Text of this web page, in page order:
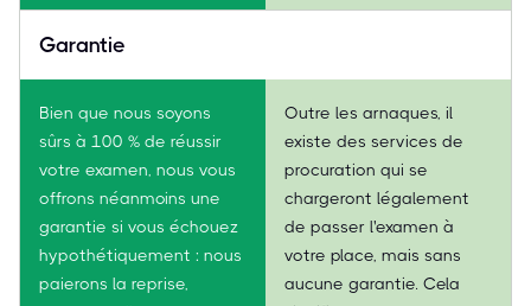
Garantie
Bien que nous soyons
sûrs à 100 % de réussir
votre examen, nous vous
offrons néanmoins une
garantie si vous échouez
hypothétiquement : nous
paierons la reprise,
Outre les arnaques, il
existe des services de
procuration qui se
chargeront légalement
de passer l'examen à
votre place, mais sans
aucune garantie. Cela